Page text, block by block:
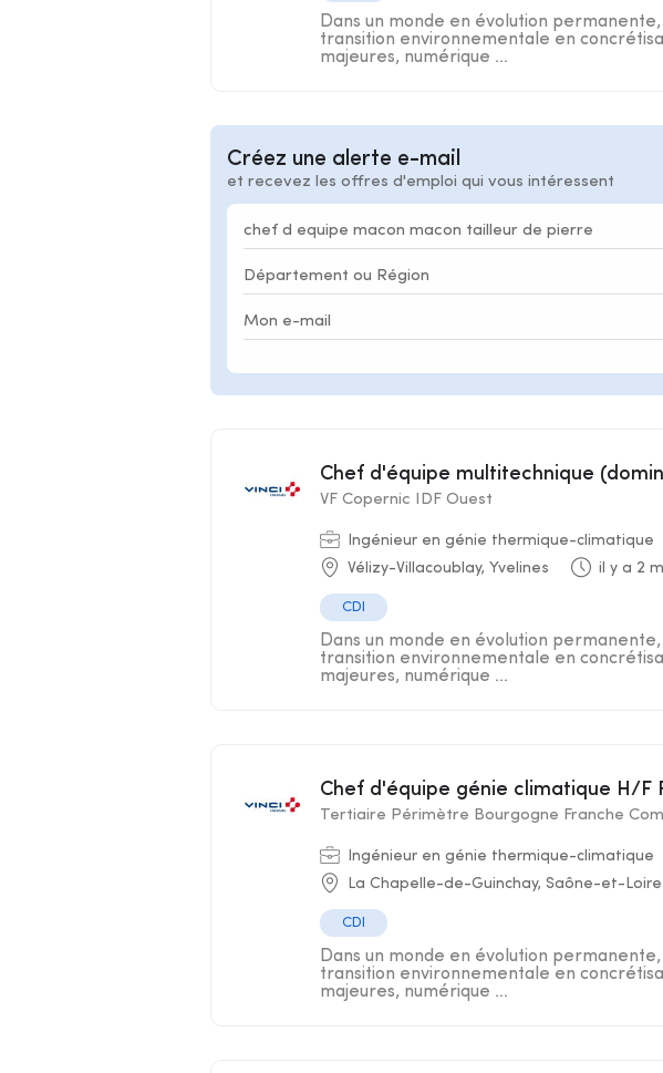
Dans un monde en évolution
transition environnementale en
majeures, numérique ...
Créez une alerte e-mail
et recevez les offres d'emploi qui vous intéressent
Chef d'équipe multitechnique
VF Copernic IDF Ouest
Ingénieur en génie thermique-climatique
Vélizy-Villacoublay, Yvelines
il y a 2
CDI
Dans un monde en évolution
transition environnementale en
majeures, numérique ...
Chef d'équipe génie climatique H/F
Tertiaire Périmètre Bourgogne Franche
Ingénieur en génie thermique-climatique
La Chapelle-de-Guinchay, Saône-et-Loire
CDI
Dans un monde en évolution
transition environnementale en
majeures, numérique ...